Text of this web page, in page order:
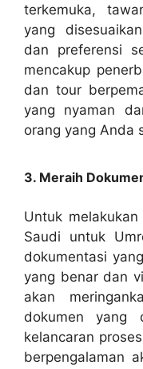
terkemuka,
yang
dan preferensi
mencakup
dan tour
yang nyaman
orang yang Anda
3. Meraih
Untuk
Saudi untuk
dokumentasi
yang benar dan
akan
dokumen yang
kelancaran
berpengalaman